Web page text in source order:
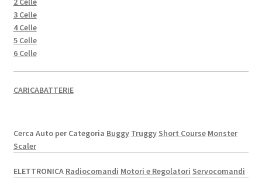
3 Celle
4 Celle
5 Celle
6 Celle
CARICABATTERIE
Cerca Auto per Categoria Buggy Truggy Short Course Monster
Scaler
ELETTRONICA Radiocomandi Motori e Regolatori Servocomandi